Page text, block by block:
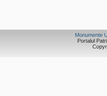
Monumente
Portalul